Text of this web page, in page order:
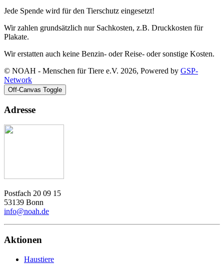
Jede Spende wird für den Tierschutz eingesetzt!
Wir zahlen grundsätzlich nur Sachkosten, z.B. Druckkosten für
Plakate.
Wir erstatten auch keine Benzin- oder Reise- oder sonstige Kosten.
© NOAH - Menschen für Tiere e.V. 2026, Powered by GSP-
Network
Off-Canvas Toggle
Adresse
Postfach 20 09 15
53139 Bonn
info@noah.de
Aktionen
Haustiere